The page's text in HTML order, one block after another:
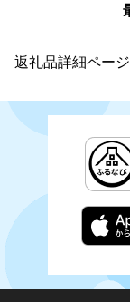
返礼品詳細ペー